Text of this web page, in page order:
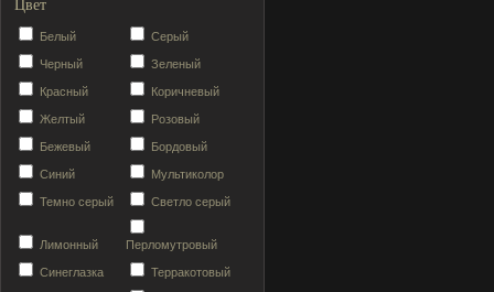
Цвет
Белый Серый
Черный Зеленый
Красный Коричневый
Желтый Розовый
Бежевый Бордовый
Синий Мультиколор
Темно серый Светло серый
Лимонный Перломутровый
Синеглазка Терракотовый